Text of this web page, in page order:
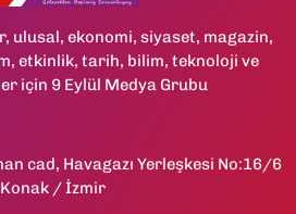
ulusal, ekonomi, siyaset, magazin,
etkinlik, tarih, bilim, teknoloji ve
için 9 Eylül Medya Grubu
cad, Havagazı Yerleşkesi No:16/6
Konak / İzmir